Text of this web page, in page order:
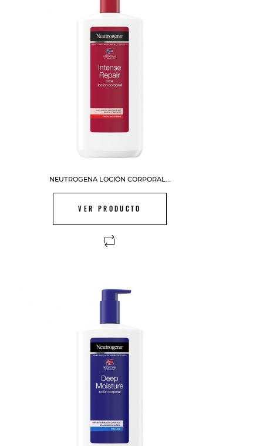
NEUTROGENA LOCIÓN CORPORAL...
VER PRODUCTO